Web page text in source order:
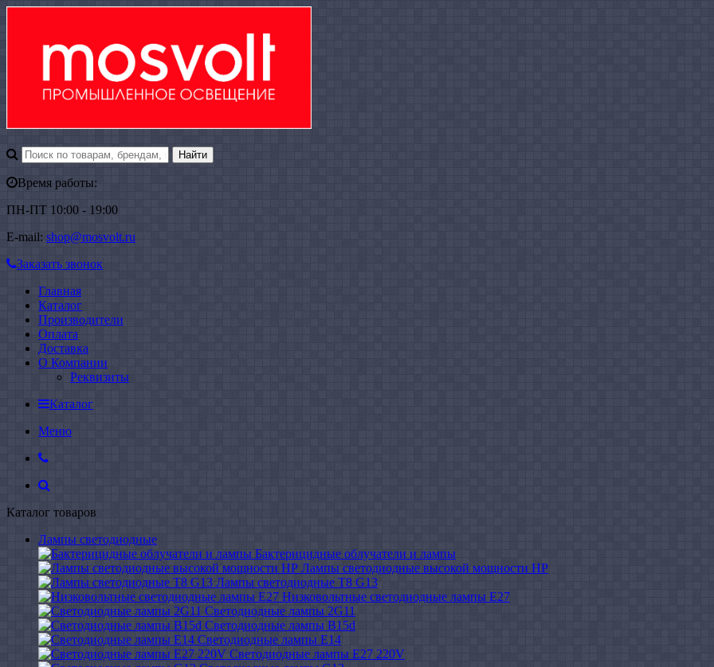
Время работы:
ПН-ПТ 10:00 - 19:00
E-mail: shop@mosvolt.ru
Заказать звонок
Главная
Каталог
Производители
Оплата
Доставка
О Компании
Реквизиты
Каталог
Меню
Каталог товаров
Лампы светодиодные
Бактерицидные облучатели и лампы
Лампы светодиодные высокой мощности HP
Лампы светодиодные Т8 G13
Низковольтные светодиодные лампы E27
Светодиодные лампы 2G11
Светодиодные лампы B15d
Светодиодные лампы E14
Светодиодные лампы E27 220V